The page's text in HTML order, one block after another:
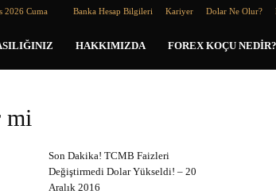
2026 Cuma Banka Hesap Bilgileri Kariyer Dolar Ne Olur?
HAKKIMIZDA FOREX KOÇU NEDIR?
mi
Son Dakika! TCMB Faizleri
Değiştirmedi Dolar Yükseldi! – 20
Aralık 2016